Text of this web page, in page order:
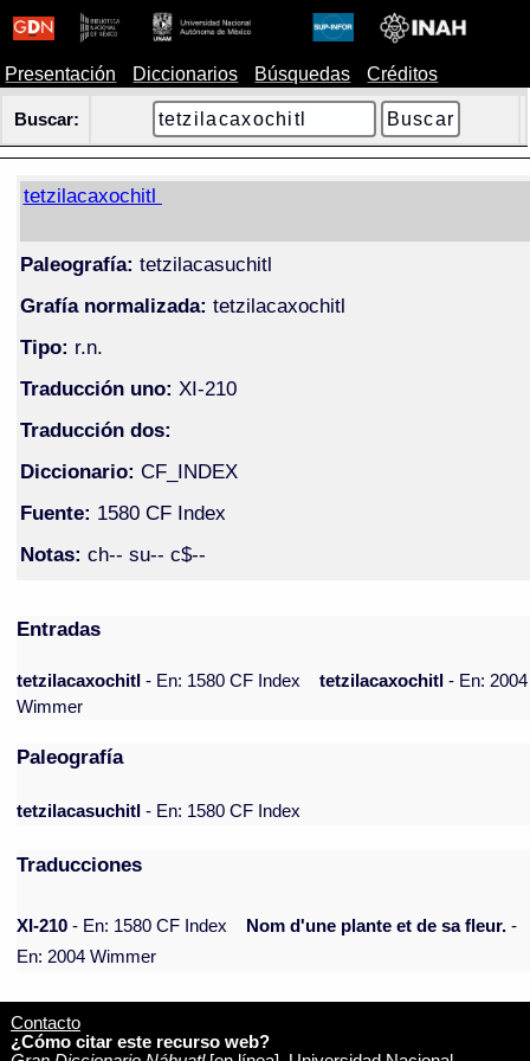
Presentación Diccionarios Búsquedas Créditos
Buscar:
tetzilacaxochitl
Paleografía: tetzilacasuchitl
Grafía normalizada: tetzilacaxochitl
Tipo: r.n.
Traducción uno: XI-210
Traducción dos:
Diccionario: CF_INDEX
Fuente: 1580 CF Index
Notas: ch-- su-- c$--
Entradas
tetzilacaxochitl- En: 1580 CF Index tetzilacaxochitl- En: 2004
Wimmer
Paleografía
tetzilacasuchitl - En: 1580 CF Index
Traducciones
XI-210 - En: 1580 CF Index Nom d'une plante et de sa fleur. -
En: 2004 Wimmer
Contacto
¿Cómo citar este recurso web?